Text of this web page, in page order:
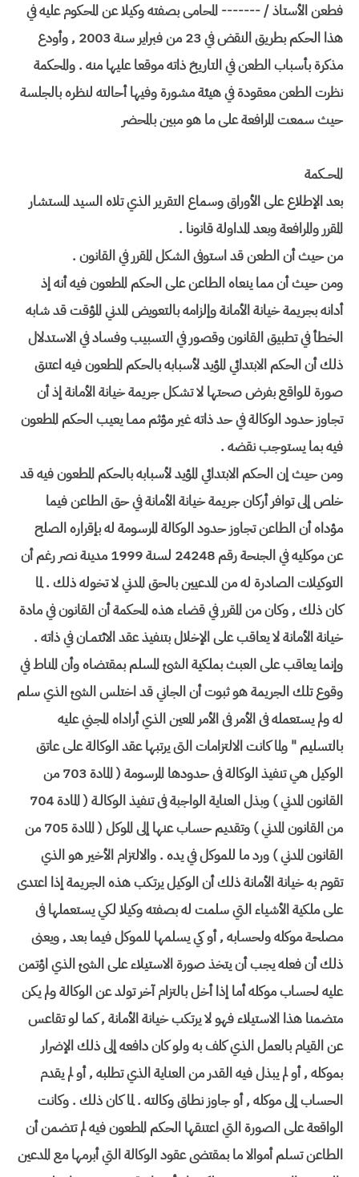
فطعن الأستاذ / ------- المحامى بصفته وكيلا عن المحكوم عليه في
هذا الحكم بطريق النقض في 23 من فبراير سنة 2003 , وأودع
مذكرة بأسباب الطعن في التاريخ ذاته موقعا عليها منه . والمحكمة
نظرت الطعن معقودة في هيئة مشورة وفيها أحالته لنظره بالجلسة
حيث سمعت المرافعة على ما هو مبين بالمحضر
المحــكمة
بعد الإطلاع على الأوراق وسماع التقرير الذي تلاه السيد المستشار
المقرر والمرافعة وبعد المداولة قانونا .
من حيث أن الطعن قد استوفى الشكل المقرر في القانون .
ومن حيث أن مما ينعاه الطاعن على الحكم المطعون فيه أنه إذ
أدانه بجريمة خيانة الأمانة وإلزامه بالتعويض المدني المؤقت قد شابه
الخطأ في تطبيق القانون وقصور في التسبيب وفساد في الاستدلال
ذلك أن الحكم الابتدائي المؤيد لأسبابه بالحكم المطعون فيه اعتنق
صورة للواقع بفرض صحتها لا تشكل جريمة خيانة الأمانة إذ أن
تجاوز حدود الوكالة في حد ذاته غير مؤثم ممـا يعيب الحكم المطعون
فيه بما يستوجب نقضه .
ومن حيث إن الحكم الابتدائي المؤيد لأسبابه بالحكم المطعون فيه قد
خلص إلى توافر أركان جريمة خيانة الأمانة في حق الطاعن فيما
مؤداه أن الطاعن تجاوز حدود الوكالة المرسومة له بإقراره الصلح
عن موكليه في الجنحة رقم 24248 لسنة 1999 مدينة نصر رغم أن
التوكيلات الصادرة له من المدعيين بالحق المدني لا تخوله ذلك . لما
كان ذلك , وكان من المقرر في قضاء هذه المحكمة أن القانون في مادة
خيانة الأمانة لا يعاقب على الإخلال بتنفيذ عقد الائتمـان في ذاته .
وإنما يعاقب على العبث بملكية الشئ المسلم بمقتضاه وأن المناط في
وقوع تلك الجريمة هو ثبوت أن الجاني قد اختلس الشئ الذي سلم
له ولم يستعمله فى الأمر فى الأمر المعين الذي أراداه المجني عليه
بالتسليم " ولما كانت الالتزامات التى يرتبها عقد الوكالة على عاتق
الوكيل هي تنفيذ الوكالة فى حدودها المرسومة ( المادة 703 من
القانون المدني ) وبذل العناية الواجبة فى تنفيذ الوكالـة ( المادة 704
من القانون المدني ) وتقديم حساب عنها إلى الموكل ( المادة 705 من
القانون المدني ) ورد ما للموكل في يده . والالتزام الأخير هو الذي
تقوم به خيانة الأمانة ذلك أن الوكيل يرتكب هذه الجريمة إذا اعتدى
على ملكية الأشياء التي سلمت له بصفته وكيلا لكي يستعملها فى
مصلحة موكله ولحسابه , أو كي يسلمها للموكل فيما بعد , ويعنى
ذلك أن فعله يجب أن يتخذ صورة الاستيلاء على الشئ الذي اؤتمن
عليه لحساب موكله أما إذا أخل بالتزام آخر تولد عن الوكالة ولم يكن
متضمنا هذا الاستيلاء فهو لا يرتكب خيانة الأمانة , كما لو تقاعس
عن القيام بالعمل الذي كلف به ولو كان دافعه إلى ذلك الإضرار
بموكله , أو لم يبذل فيه القدر من العناية الذي تطلبه , أو لم يقدم
الحساب إلى موكله , أو جاوز نطاق وكالته . لما كان ذلك . وكانت
الواقعة على الصورة التي اعتنقها الحكم المطعون فيه لم تتضمن أن
الطاعن تسلم أموالا ما بمقتضى عقود الوكالة التي أبرمها مع المدعين